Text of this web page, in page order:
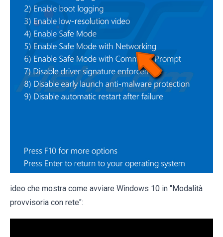
ideo che mostra come avviare Windows 10 in "Modalità
provvisoria con rete":